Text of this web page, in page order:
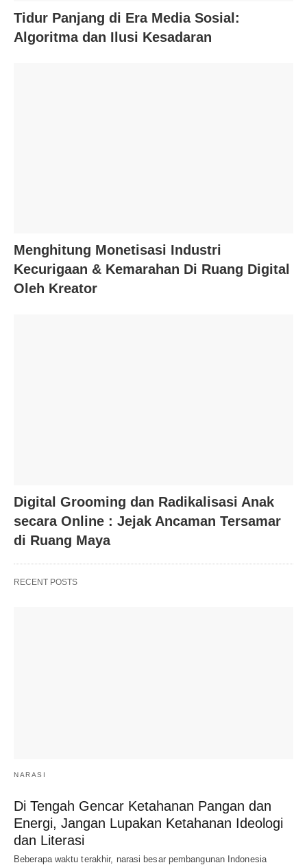
Tidur Panjang di Era Media Sosial:
Algoritma dan Ilusi Kesadaran
Menghitung Monetisasi Industri
Kecurigaan & Kemarahan Di Ruang Digital
Oleh Kreator
Digital Grooming dan Radikalisasi Anak
secara Online : Jejak Ancaman Tersamar
di Ruang Maya
RECENT POSTS
NARASI
Di Tengah Gencar Ketahanan Pangan dan
Energi, Jangan Lupakan Ketahanan Ideologi
dan Literasi
Beberapa waktu terakhir, narasi besar pembangunan Indonesia